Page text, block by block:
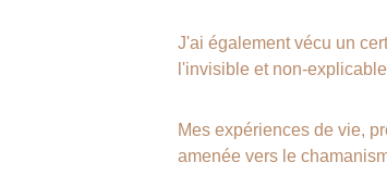
J'ai également vécu un
l'invisible et non-
Mes expériences de vie,
amenée vers le